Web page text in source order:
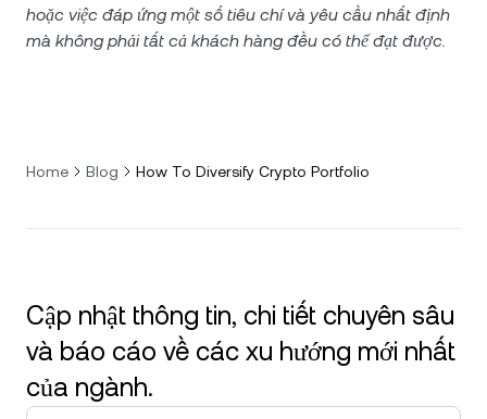
hoặc việc đáp ứng một số tiêu chí và yêu cầu nhất định
mà không phải tất cả khách hàng đều có thể đạt được.
Home Blog How To Diversify Crypto Portfolio
Cập nhật thông tin, chi tiết chuyên sâu
và báo cáo về các xu hướng mới nhất
của ngành.